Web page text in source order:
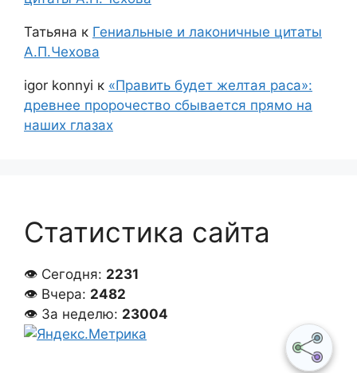
Татьяна к Гениальные и лаконичные цитаты
А.П.Чехова
igor konnyi к «Править будет желтая раса»:
древнее пророчество сбывается прямо на
наших глазах
Статистика сайта
👁 Сегодня: 2231
👁 Вчера: 2482
👁 За неделю: 23004